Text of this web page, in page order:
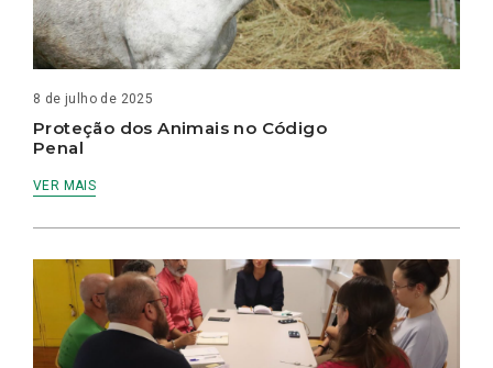
8 de julho de 2025
Proteção dos Animais no Código
Penal
VER MAIS